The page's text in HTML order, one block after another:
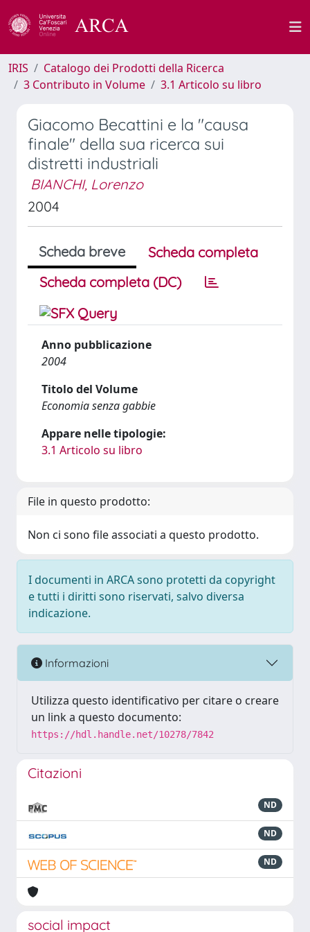
IRIS
Catalogo dei Prodotti della Ricerca
3 Contributo in Volume
3.1 Articolo su libro
Giacomo Becattini e la "causa
finale" della sua ricerca sui
distretti industriali
BIANCHI, Lorenzo
2004
Scheda breve
Scheda completa
Scheda completa (DC)
Anno pubblicazione
2004
Titolo del Volume
Economia senza gabbie
Appare nelle tipologie:
3.1 Articolo su libro
File in questo prodotto:
Non ci sono file associati a questo prodotto.
I documenti in ARCA sono protetti da copyright
e tutti i diritti sono riservati, salvo diversa
indicazione.
Informazioni
Utilizza questo identificativo per citare o creare
un link a questo documento:
https://hdl.handle.net/10278/7842
Citazioni
ND
ND
ND
social impact